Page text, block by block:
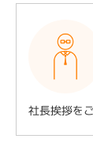
社長挨拶を